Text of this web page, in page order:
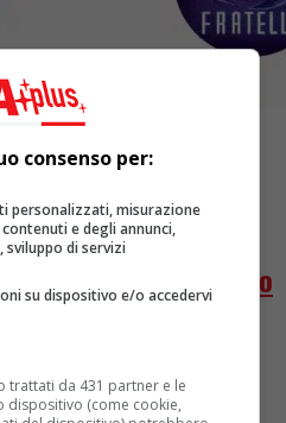
si esprime sul caso
verifiche interne”
da Fabrizio Corona
"Falsissimo" è
consenso per:
personalizzati, misurazione
e degli annunci,
sviluppo di servizi
su dispositivo e/o accedervi
trattati da 431 partner e le
dispositivo (come cookie,